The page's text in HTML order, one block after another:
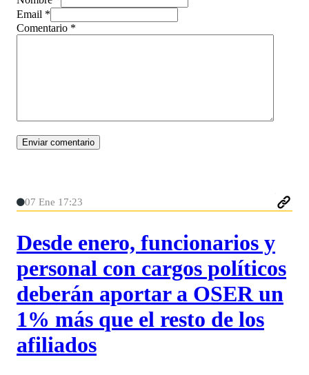
Email *
Comentario *
07 Ene 17:23
Desde enero, funcionarios y
personal con cargos políticos
deberán aportar a OSER un
1% más que el resto de los
afiliados